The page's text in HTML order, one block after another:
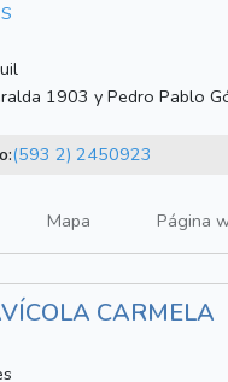
1903 y Pedro Pablo
(593 2) 2450923
Mapa Página
CARMELA